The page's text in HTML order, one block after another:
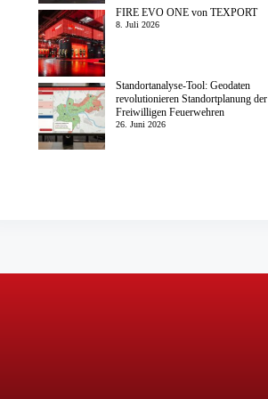
FIRE EVO ONE von TEXPORT
8. Juli 2026
Standortanalyse-Tool: Geodaten
revolutionieren Standortplanung der
Freiwilligen Feuerwehren
26. Juni 2026